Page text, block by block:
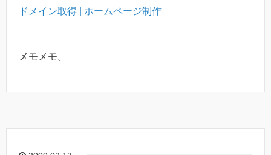
ドメイン取得 | ホームページ制作
メモメモ。